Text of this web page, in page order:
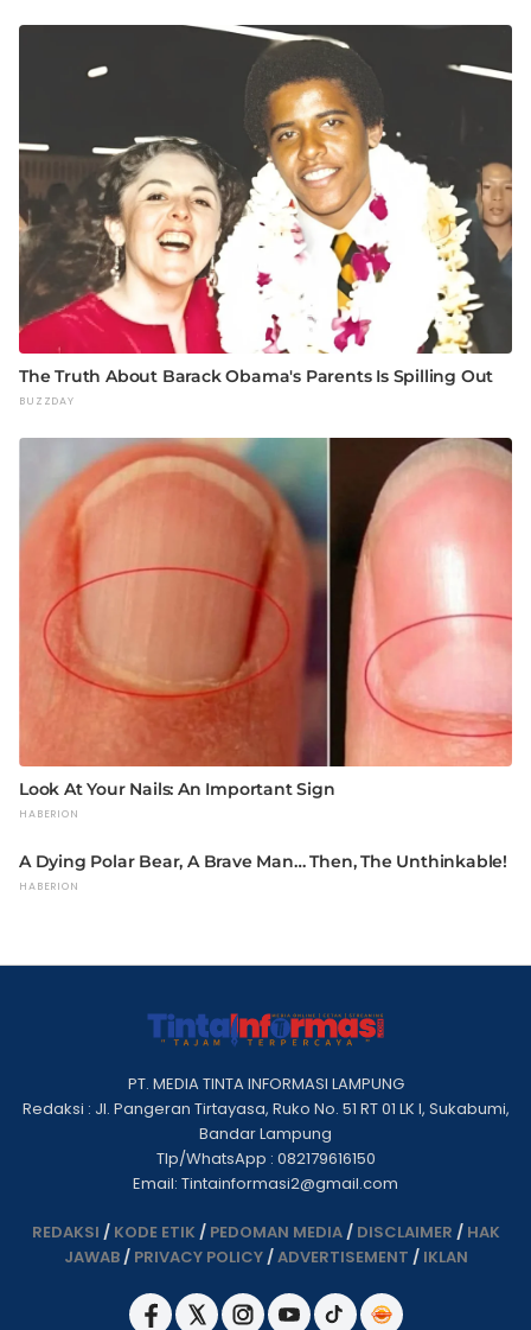
PT. MEDIA TINTA INFORMASI LAMPUNG
Redaksi : Jl. Pangeran Tirtayasa, Ruko No. 51 RT 01 LK I, Sukabumi,
Bandar Lampung
Tlp/WhatsApp : 082179616150
Email: Tintainformasi2@gmail.com
REDAKSI / KODE ETIK / PEDOMAN MEDIA/ DISCLAIMER / HAK
JAWAB/ PRIVACY POLICY/ADVERTISEMENT / IKLAN